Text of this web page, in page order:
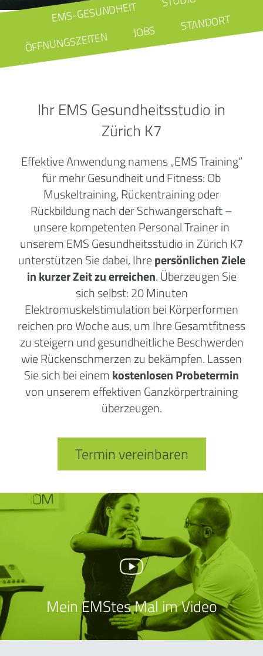
EMS-GESUNDHEIT
ÖFFNUNGSZEITEN JOBS STANDORT
Ihr EMS Gesundheitsstudio in
Zürich K7
Effektive Anwendung namens „EMS Training“
für mehr Gesundheit und Fitness: Ob
Muskeltraining, Rückentraining oder
Rückbildung nach der Schwangerschaft –
unsere kompetenten Personal Trainer in
unserem EMS Gesundheitsstudio in Zürich K7
unterstützen Sie dabei, Ihrepersönlichen Ziele
in kurzer Zeit zu erreichen. Überzeugen Sie
sich selbst: 20 Minuten
Elektromuskelstimulation bei Körperformen
reichen pro Woche aus, um Ihre Gesamtfitness
zu steigern und gesundheitliche Beschwerden
wie Rückenschmerzen zu bekämpfen. Lassen
Sie sich bei einemkostenlosen Probetermin
von unserem effektiven Ganzkörpertraining
überzeugen.
Termin vereinbaren
Mein EMStes Mal im Video